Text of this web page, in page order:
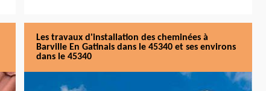
Les travaux d'installation des cheminées à
Barville En Gatinais dans le 45340 et ses environs
dans le 45340